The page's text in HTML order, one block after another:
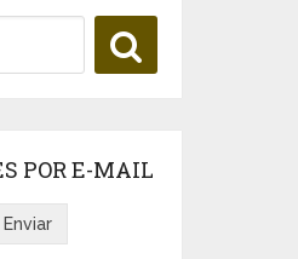
POR E-MAIL